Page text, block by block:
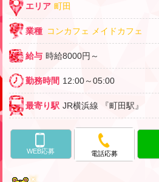
エリア 町田
業種 コンカフェ メイドカフェ
給与 時給8000円～
勤務時間 12:00～05:00
最寄り駅 JR横浜線 『町田駅』
WEB応募 電話応募